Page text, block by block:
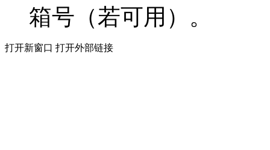
箱号（若可用）。
打开新窗口 打开外部链接